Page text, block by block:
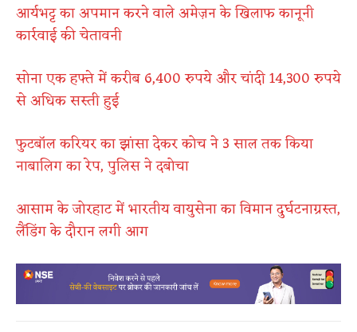
आर्यभट्ट का अपमान करने वाले अमेज़न के खिलाफ कानूनी
कार्रवाई की चेतावनी
सोना एक हफ्ते में करीब 6,400 रुपये और चांदी 14,300 रुपये
से अधिक सस्ती हुई
फुटबॉल करियर का झांसा देकर कोच ने 3 साल तक किया
नाबालिग का रेप, पुलिस ने दबोचा
आसाम के जोरहाट में भारतीय वायुसेना का विमान दुर्घटनाग्रस्त,
लैंडिंग के दौरान लगी आग